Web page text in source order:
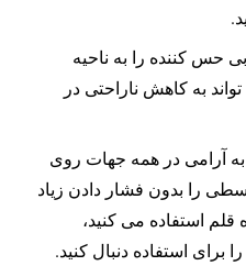
حس کننده را به ناحیه
به کاهش ناراحتی در
به آرامی در همه جهات روی
را بدون فشار دادن زیاد
قلم استفاده می کنید،
برای استفاده دنبال کنید.